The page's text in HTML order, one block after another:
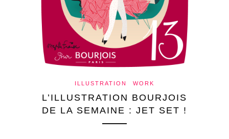
ILLUSTRATION WORK
L’ILLUSTRATION BOURJOIS
DE LA SEMAINE : JET SET !